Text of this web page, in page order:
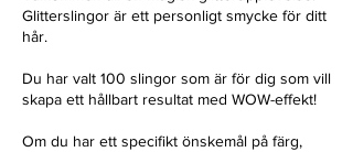
Glitterslingor är ett personligt smycke för ditt
hår.
Du har valt 100 slingor som är för dig som vill
skapa ett hållbart resultat med WOW-effekt!
Om du har ett specifikt önskemål på färg,